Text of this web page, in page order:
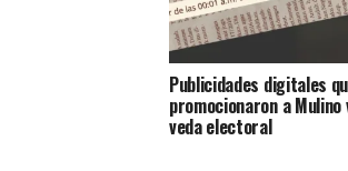
Publicidades digitales
promocionaron a Mulino
veda electoral